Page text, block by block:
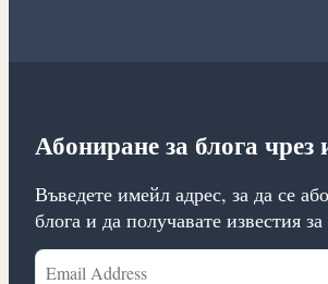
Абониране за блога чрез
Въведете имейл адрес, за да се
блога и да получавате известия
Email